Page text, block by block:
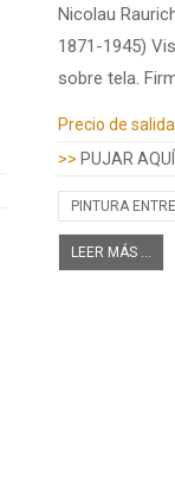
Nicolau
1871-1945)
sobre tela.
Precio de salida
>> PUJAR AQUÍ
PINTURA
LEER MÁS ...